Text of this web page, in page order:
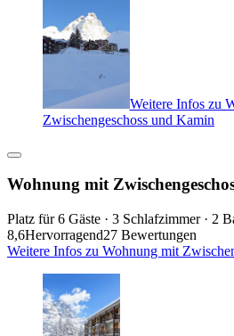
Weitere Infos zu
Zwischengeschoss und Kamin
Wohnung mit
Platz für 6 Gäste · 3 Schlafzimmer · 2
8,6Hervorragend27 Bewertungen
Weitere Infos zu Wohnung mit